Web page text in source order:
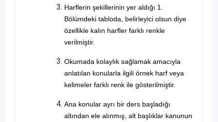
Harflerin şekillerinin yer aldığı 1.
Bölümdeki tabloda, belirleyici olsun diye
özellikle kalın harfler farklı renkle
verilmiştir.
Okumada kolaylık sağlamak amacıyla
anlatılan konularla ilgili örnek harf veya
kelimeler farklı renk ile gösterilmiştir.
Ana konular ayrı bir ders başladığı
altından ele alınmış, alt başlıklar kanunun